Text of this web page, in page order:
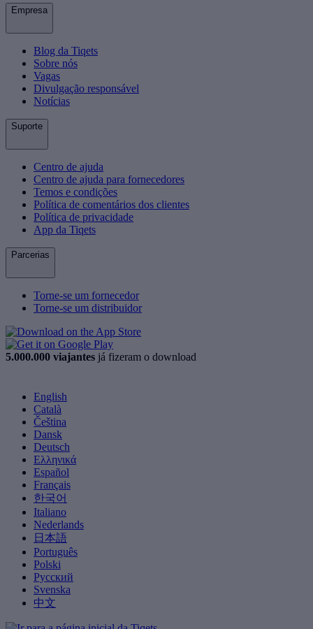
Empresa
Blog da Tiqets
Sobre nós
Vagas
Divulgação responsável
Notícias
Suporte
Centro de ajuda
Centro de ajuda para fornecedores
Temos e condições
Política de comentários dos clientes
Política de privacidade
App da Tiqets
Parcerias
Torne-se um fornecedor
Torne-se um distribuidor
5.000.000 viajantes já fizeram o download
English
Català
Čeština
Dansk
Deutsch
Ελληνικά
Español
Français
한국어
Italiano
Nederlands
日本語
Português
Polski
Русский
Svenska
中文